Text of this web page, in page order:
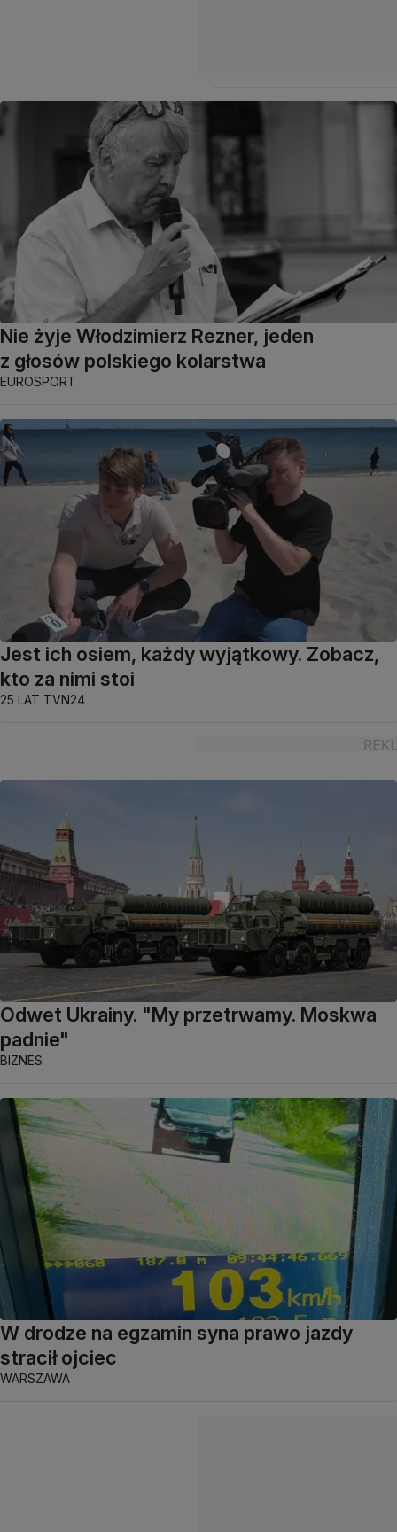
Nie żyje Włodzimierz Rezner, jeden
z głosów polskiego kolarstwa
EUROSPORT
Jest ich osiem, każdy wyjątkowy. Zobacz,
kto za nimi stoi
25 LAT TVN24
Odwet Ukrainy. "My przetrwamy. Moskwa
padnie"
BIZNES
W drodze na egzamin syna prawo jazdy
stracił ojciec
WARSZAWA